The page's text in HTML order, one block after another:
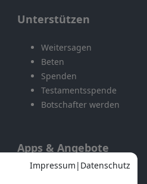
Unterstützen
Weitersagen
Beten
Spenden
Testamentsspende
Botschafter werden
Apps & Angebote